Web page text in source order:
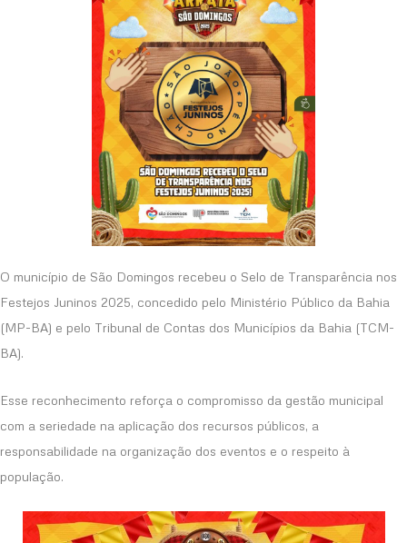
O município de São Domingos recebeu o Selo de Transparência nos
Festejos Juninos 2025, concedido pelo Ministério Público da Bahia
(MP-BA) e pelo Tribunal de Contas dos Municípios da Bahia (TCM-
BA).
Esse reconhecimento reforça o compromisso da gestão municipal
com a seriedade na aplicação dos recursos públicos, a
responsabilidade na organização dos eventos e o respeito à
população.